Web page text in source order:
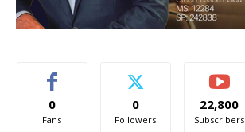
0
Fans
0
Followers
22,800
Subscribers